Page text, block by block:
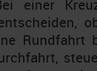
einer
Rundfahrt